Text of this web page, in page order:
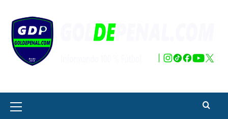
contenido
principal